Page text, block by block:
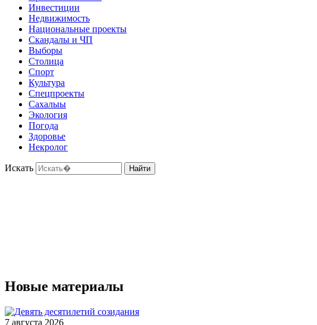
Инвестиции
Недвижимость
Национальные проекты
Скандалы и ЧП
Выборы
Столица
Спорт
Культура
Спецпроекты
Сахалыы
Экология
Погода
Здоровье
Некролог
Искать Найти
Новые материалы
7 августа 2026